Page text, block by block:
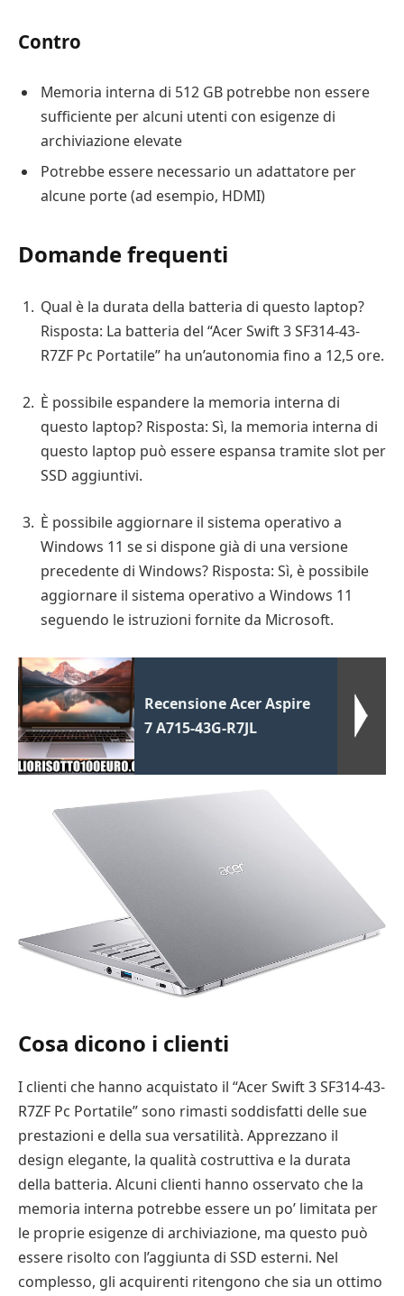
Contro
Memoria interna di 512 GB potrebbe non essere
sufficiente per alcuni utenti con esigenze di
archiviazione elevate
Potrebbe essere necessario un adattatore per
alcune porte (ad esempio, HDMI)
Domande frequenti
Qual è la durata della batteria di questo laptop?
Risposta: La batteria del “Acer Swift 3 SF314-43-
R7ZF Pc Portatile” ha un’autonomia fino a 12,5 ore.
È possibile espandere la memoria interna di
questo laptop? Risposta: Sì, la memoria interna di
questo laptop può essere espansa tramite slot per
SSD aggiuntivi.
È possibile aggiornare il sistema operativo a
Windows 11 se si dispone già di una versione
precedente di Windows? Risposta: Sì, è possibile
aggiornare il sistema operativo a Windows 11
seguendo le istruzioni fornite da Microsoft.
Recensione Acer Aspire
7 A715-43G-R7JL
Cosa dicono i clienti
I clienti che hanno acquistato il “Acer Swift 3 SF314-43-
R7ZF Pc Portatile” sono rimasti soddisfatti delle sue
prestazioni e della sua versatilità. Apprezzano il
design elegante, la qualità costruttiva e la durata
della batteria. Alcuni clienti hanno osservato che la
memoria interna potrebbe essere un po’ limitata per
le proprie esigenze di archiviazione, ma questo può
essere risolto con l’aggiunta di SSD esterni. Nel
complesso, gli acquirenti ritengono che sia un ottimo